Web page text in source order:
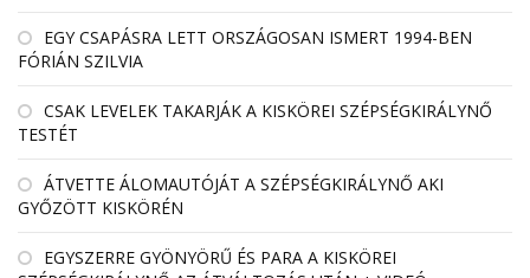
EGY CSAPÁSRA LETT ORSZÁGOSAN ISMERT 1994-BEN
FÓRIÁN SZILVIA
CSAK LEVELEK TAKARJÁK A KISKÖREI SZÉPSÉGKIRÁLYNŐ
TESTÉT
ÁTVETTE ÁLOMAUTÓJÁT A SZÉPSÉGKIRÁLYNŐ AKI
GYŐZÖTT KISKÖRÉN
EGYSZERRE GYÖNYÖRŰ ÉS PARA A KISKÖREI